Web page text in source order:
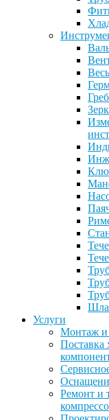
Услуги
Монтаж и
Поставка
Ремонт и